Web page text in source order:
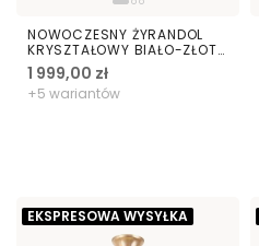
NOWOCZESNY ŻYRANDOL
KRYSZTAŁOWY BIAŁO-ZŁOTY
CAVALINI D60
1 999,00 zł
+5 wariantów
EKSPRESOWA WYSYŁKA